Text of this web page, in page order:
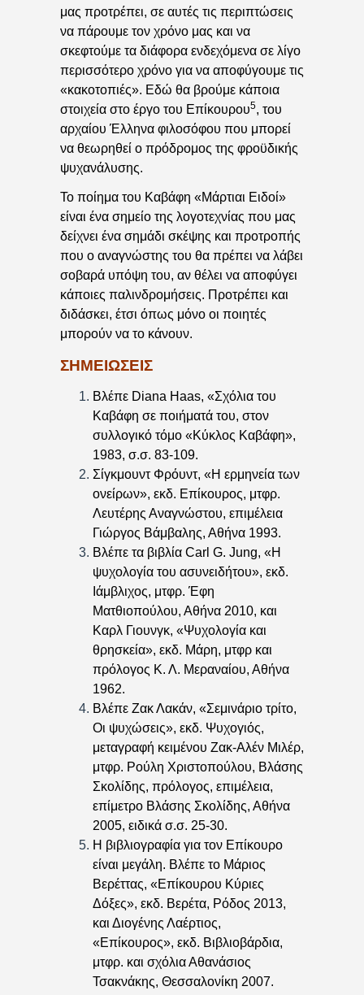
μας προτρέπει, σε αυτές τις περιπτώσεις
να πάρουμε τον χρόνο μας και να
σκεφτούμε τα διάφορα ενδεχόμενα σε λίγο
περισσότερο χρόνο για να αποφύγουμε τις
«κακοτοπιές». Εδώ θα βρούμε κάποια
στοιχεία στο έργο του Επίκουρου5, του
αρχαίου Έλληνα φιλοσόφου που μπορεί
να θεωρηθεί ο πρόδρομος της φροϋδικής
ψυχανάλυσης.
Το ποίημα του Καβάφη «Μάρτιαι Ειδοί»
είναι ένα σημείο της λογοτεχνίας που μας
δείχνει ένα σημάδι σκέψης και προτροπής
που ο αναγνώστης του θα πρέπει να λάβει
σοβαρά υπόψη του, αν θέλει να αποφύγει
κάποιες παλινδρομήσεις. Προτρέπει και
διδάσκει, έτσι όπως μόνο οι ποιητές
μπορούν να το κάνουν.
ΣΗΜΕΙΩΣΕΙΣ
Βλέπε Diana Haas, «Σχόλια του
Καβάφη σε ποιήματά του, στον
συλλογικό τόμο «Κύκλος Καβάφη»,
1983, σ.σ. 83-109.
Σίγκμουντ Φρόυντ, «Η ερμηνεία των
ονείρων», εκδ. Επίκουρος, μτφρ.
Λευτέρης Αναγνώστου, επιμέλεια
Γιώργος Βάμβαλης, Αθήνα 1993.
Βλέπε τα βιβλία Carl G. Jung, «Η
ψυχολογία του ασυνειδήτου», εκδ.
Ιάμβλιχος, μτφρ. Έφη
Ματθιοπούλου, Αθήνα 2010, και
Καρλ Γιουνγκ, «Ψυχολογία και
θρησκεία», εκδ. Μάρη, μτφρ και
πρόλογος Κ. Λ. Μεραναίου, Αθήνα
1962.
Βλέπε Ζακ Λακάν, «Σεμινάριο τρίτο,
Οι ψυχώσεις», εκδ. Ψυχογιός,
μεταγραφή κειμένου Ζακ-Αλέν Μιλέρ,
μτφρ. Ρούλη Χριστοπούλου, Βλάσης
Σκολίδης, πρόλογος, επιμέλεια,
επίμετρο Βλάσης Σκολίδης, Αθήνα
2005, ειδικά σ.σ. 25-30.
Η βιβλιογραφία για τον Επίκουρο
είναι μεγάλη. Βλέπε το Μάριος
Βερέττας, «Επίκουρου Κύριες
Δόξες», εκδ. Βερέτα, Ρόδος 2013,
και Διογένης Λαέρτιος,
«Επίκουρος», εκδ. Βιβλιοβάρδια,
μτφρ. και σχόλια Αθανάσιος
Τσακνάκης, Θεσσαλονίκη 2007.